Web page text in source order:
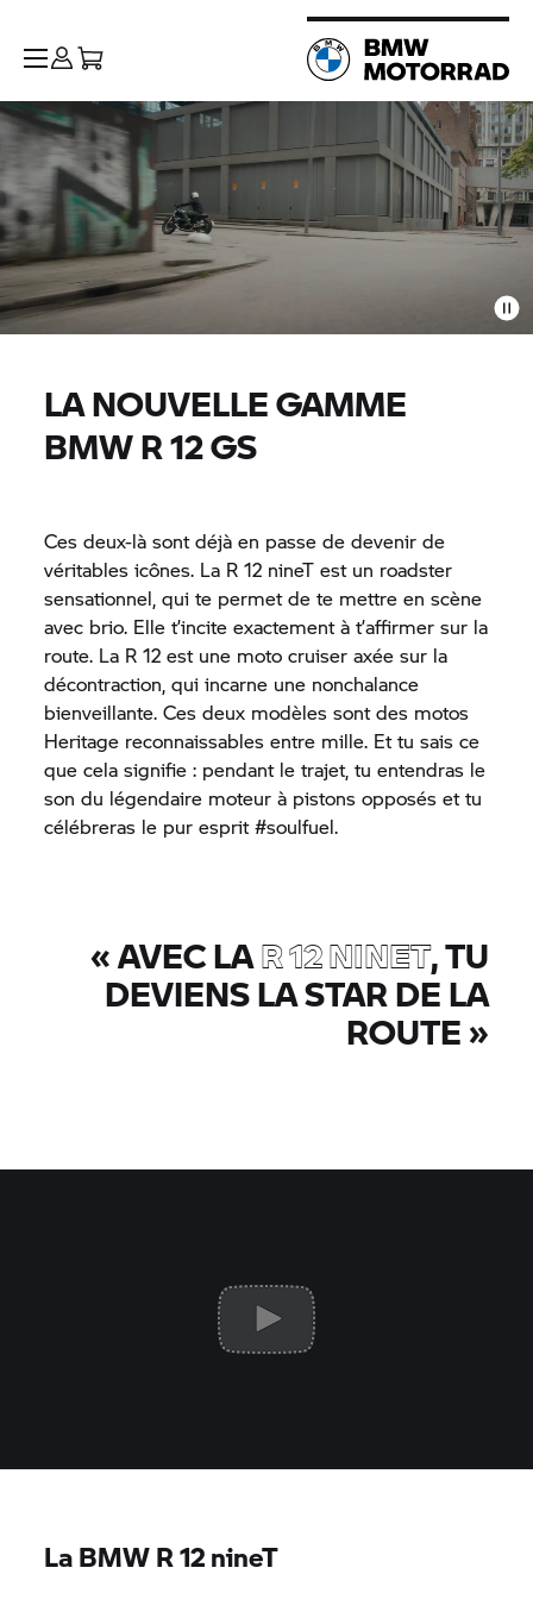
LA NOUVELLE GAMME
BMW R 12 GS
Ces deux-là sont déjà en passe de devenir de
véritables icônes. La R 12 nineT est un roadster
sensationnel, qui te permet de te mettre en scène
avec brio. Elle t’incite exactement à t’affirmer sur la
route. La R 12 est une moto cruiser axée sur la
décontraction, qui incarne une nonchalance
bienveillante. Ces deux modèles sont des motos
Heritage reconnaissables entre mille. Et tu sais ce
que cela signifie : pendant le trajet, tu entendras le
son du légendaire moteur à pistons opposés et tu
célébreras le pur esprit #soulfuel.
«AVEC LAR 12 NINET, TU
DEVIENS LA STAR DE LA
ROUTE»
La BMW R 12 nineT